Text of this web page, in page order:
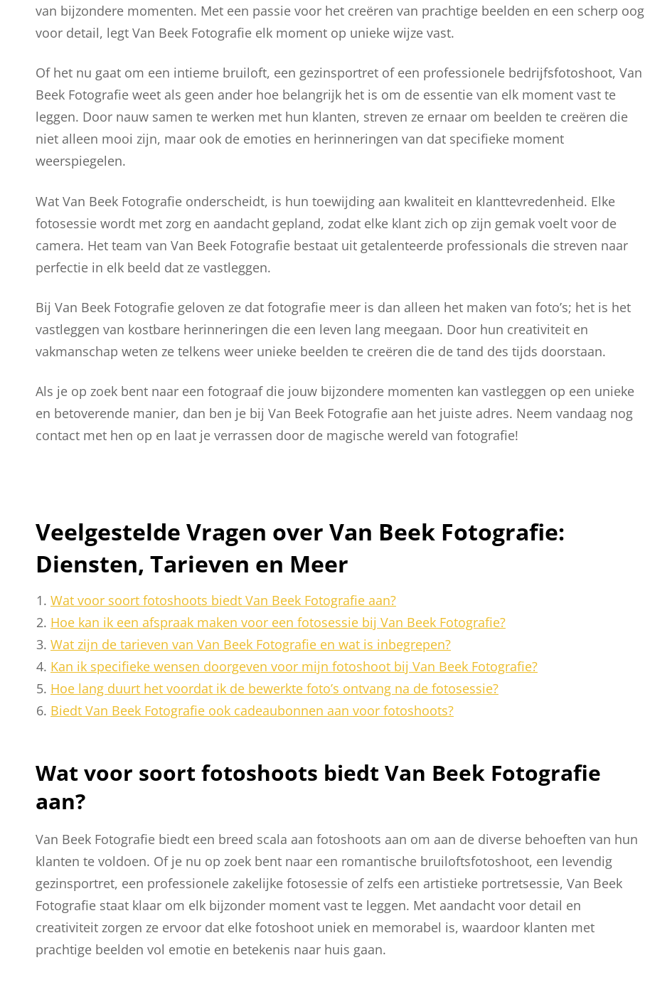
van bijzondere momenten. Met een passie voor het creëren van prachtige beelden en een scherp oog
voor detail, legt Van Beek Fotografie elk moment op unieke wijze vast.
Of het nu gaat om een intieme bruiloft, een gezinsportret of een professionele bedrijfsfotoshoot, Van
Beek Fotografie weet als geen ander hoe belangrijk het is om de essentie van elk moment vast te
leggen. Door nauw samen te werken met hun klanten, streven ze ernaar om beelden te creëren die
niet alleen mooi zijn, maar ook de emoties en herinneringen van dat specifieke moment
weerspiegelen.
Wat Van Beek Fotografie onderscheidt, is hun toewijding aan kwaliteit en klanttevredenheid. Elke
fotosessie wordt met zorg en aandacht gepland, zodat elke klant zich op zijn gemak voelt voor de
camera. Het team van Van Beek Fotografie bestaat uit getalenteerde professionals die streven naar
perfectie in elk beeld dat ze vastleggen.
Bij Van Beek Fotografie geloven ze dat fotografie meer is dan alleen het maken van foto’s; het is het
vastleggen van kostbare herinneringen die een leven lang meegaan. Door hun creativiteit en
vakmanschap weten ze telkens weer unieke beelden te creëren die de tand des tijds doorstaan.
Als je op zoek bent naar een fotograaf die jouw bijzondere momenten kan vastleggen op een unieke
en betoverende manier, dan ben je bij Van Beek Fotografie aan het juiste adres. Neem vandaag nog
contact met hen op en laat je verrassen door de magische wereld van fotografie!
Veelgestelde Vragen over Van Beek Fotografie:
Diensten, Tarieven en Meer
Wat voor soort fotoshoots biedt Van Beek Fotografie aan?
Hoe kan ik een afspraak maken voor een fotosessie bij Van Beek Fotografie?
Wat zijn de tarieven van Van Beek Fotografie en wat is inbegrepen?
Kan ik specifieke wensen doorgeven voor mijn fotoshoot bij Van Beek Fotografie?
Hoe lang duurt het voordat ik de bewerkte foto’s ontvang na de fotosessie?
Biedt Van Beek Fotografie ook cadeaubonnen aan voor fotoshoots?
Wat voor soort fotoshoots biedt Van Beek Fotografie
aan?
Van Beek Fotografie biedt een breed scala aan fotoshoots aan om aan de diverse behoeften van hun
klanten te voldoen. Of je nu op zoek bent naar een romantische bruiloftsfotoshoot, een levendig
gezinsportret, een professionele zakelijke fotosessie of zelfs een artistieke portretsessie, Van Beek
Fotografie staat klaar om elk bijzonder moment vast te leggen. Met aandacht voor detail en
creativiteit zorgen ze ervoor dat elke fotoshoot uniek en memorabel is, waardoor klanten met
prachtige beelden vol emotie en betekenis naar huis gaan.